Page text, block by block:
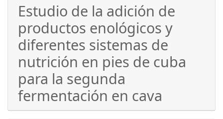
Estudio de la adición de
productos enológicos y
diferentes sistemas de
nutrición en pies de cuba
para la segunda
fermentación en cava